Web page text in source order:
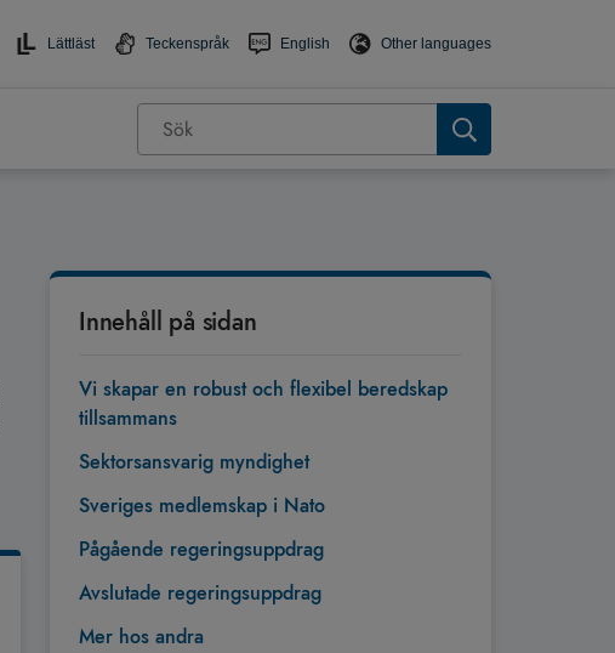
Lättläst Teckenspråk English Other languages
Innehåll på sidan
Vi skapar en robust och flexibel beredskap
tillsammans
Sektorsansvarig myndighet
Sveriges medlemskap i Nato
Pågående regeringsuppdrag
Avslutade regeringsuppdrag
Mer hos andra